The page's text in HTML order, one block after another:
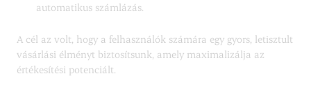
automatikus számlázás.
A cél az volt, hogy a felhasználók számára egy gyors, letisztult
vásárlási élményt biztosítsunk, amely maximalizálja az
értékesítési potenciált.